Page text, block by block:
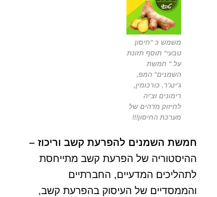
משמש כ "חיסון
טבעי" תוסף תזונת
על " חמשת
השמנים" המפ,
ג'ינג'ר, כורכומין,
רימונים וצ'יה
לחיזוק מדהים של
מערכת החיסון!!!
חמשת השמנים להפרעת קשב וריכוז –
ההיסטוריה של הפרעת קשב מתייחסת
לתהליכים המדעיים, החברתיים
והממסדיים של העיסוק בהפרעת קשב,